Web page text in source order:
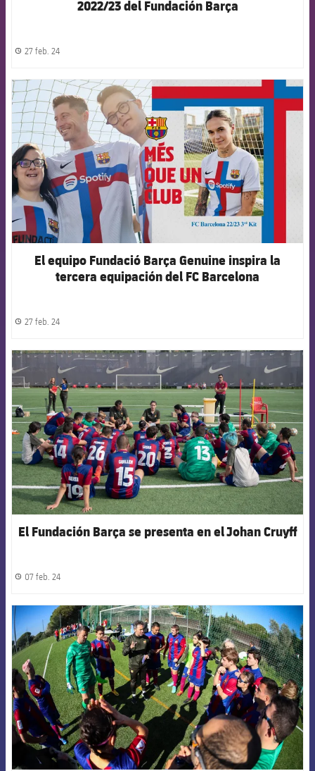
2022/23 del Fundación Barça
label.share.clock
27 feb. 24
FCB Barcelona badge
El equipo Fundació Barça Genuine inspira la
tercera equipación del FC Barcelona
label.share.clock
27 feb. 24
FCB Barcelona badge
El Fundación Barça se presenta en el Johan Cruyff
label.share.clock
07 feb. 24
FCB Barcelona badge